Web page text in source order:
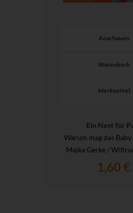
Anschauen
Warenkorb
Merkzettel
Ein Nest für
Warum mag das
Majka Gerke /
1,60 €